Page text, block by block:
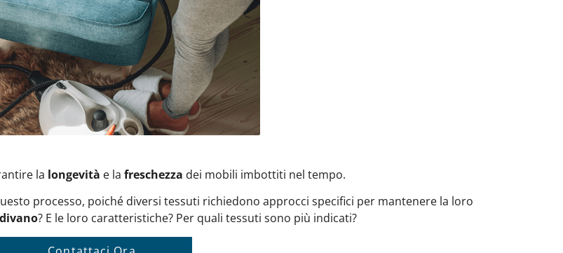
la longevità e lafreschezza dei mobili imbottiti nel tempo.
processo, poiché diversi tessuti richiedono approcci specifici per mantenere la loro
? E le loro caratteristiche? Per quali tessuti sono più indicati?